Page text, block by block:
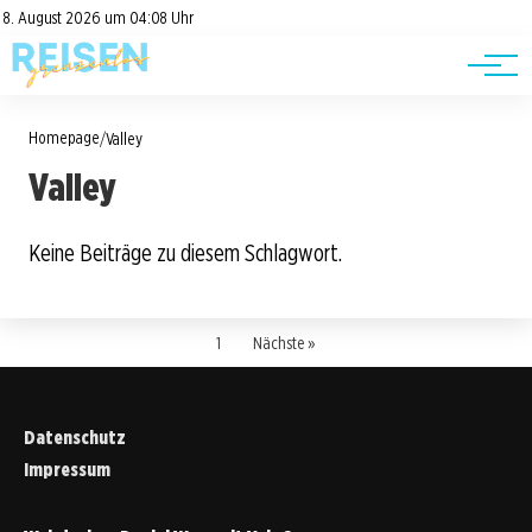
8. August 2026 um 04:08 Uhr
Datenschutz
Impressum
Road Trips
Reisetipps
Homepage/Valley
Valley
Keine Beiträge zu diesem Schlagwort.
1 Nächste »
Datenschutz
Impressum